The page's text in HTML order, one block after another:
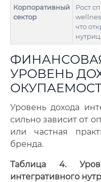
Корпоративный
сектор
Рост
что
УРОВЕНЬ
Уровень дохода
сильно зависит от
или частная
бренда.
Таблица 4.
интегративного